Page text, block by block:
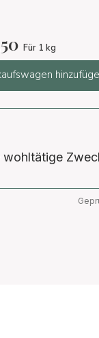
Für 1 kg
wohltätige